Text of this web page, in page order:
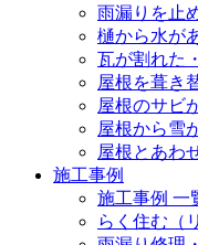
雨漏りを止
樋から水が
瓦が割れた
屋根を葺き
屋根のサビ
屋根から雪
屋根とあわ
施工事例
施工事例 一
らく住む（